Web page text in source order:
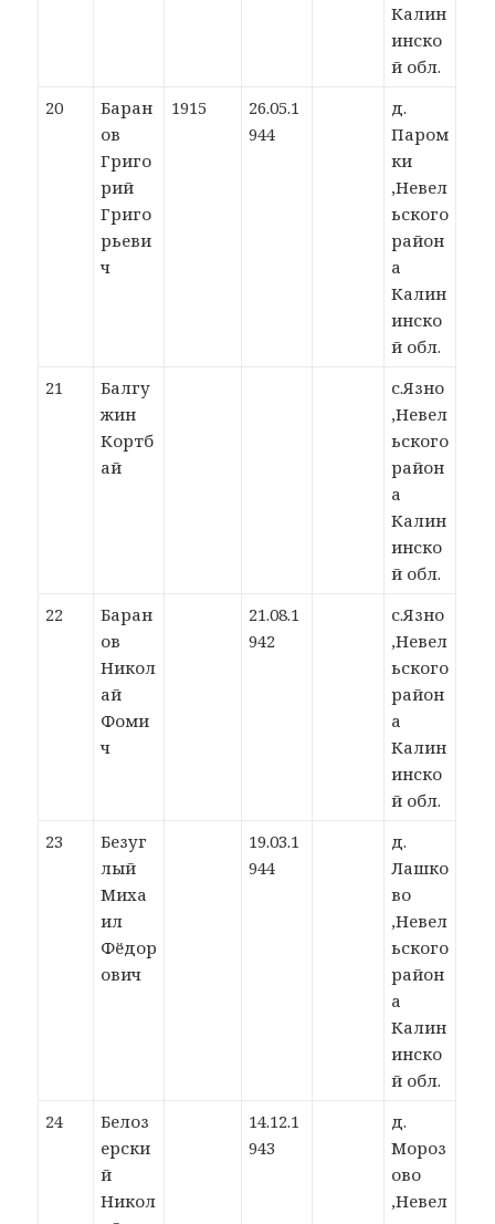
Калин
инско
й обл.
20
Баран
ов
Григо
рий
Григо
рьеви
ч
1915
26.05.1
944
д.
Паром
ки
,Невел
ьского
район
а
Калин
инско
й обл.
21
Балгу
жин
Кортб
ай
с.Язно
,Невел
ьского
район
а
Калин
инско
й обл.
22
Баран
ов
Никол
ай
Фоми
ч
21.08.1
942
с.Язно
,Невел
ьского
район
а
Калин
инско
й обл.
23
Безуг
лый
Миха
ил
Фёдор
ович
19.03.1
944
д.
Лашко
во
,Невел
ьского
район
а
Калин
инско
й обл.
24
Белоз
ерски
й
Никол
14.12.1
943
д.
Мороз
ово
,Невел